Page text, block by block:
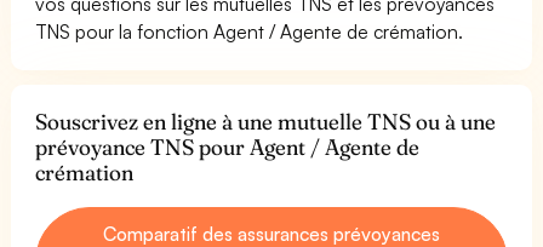
TNS pour la fonction Agent / Agente de crémation.
Souscrivez en ligne à une mutuelle TNS ou à une
prévoyance TNS pour Agent / Agente de
crémation
Comparatif des assurances prévoyances